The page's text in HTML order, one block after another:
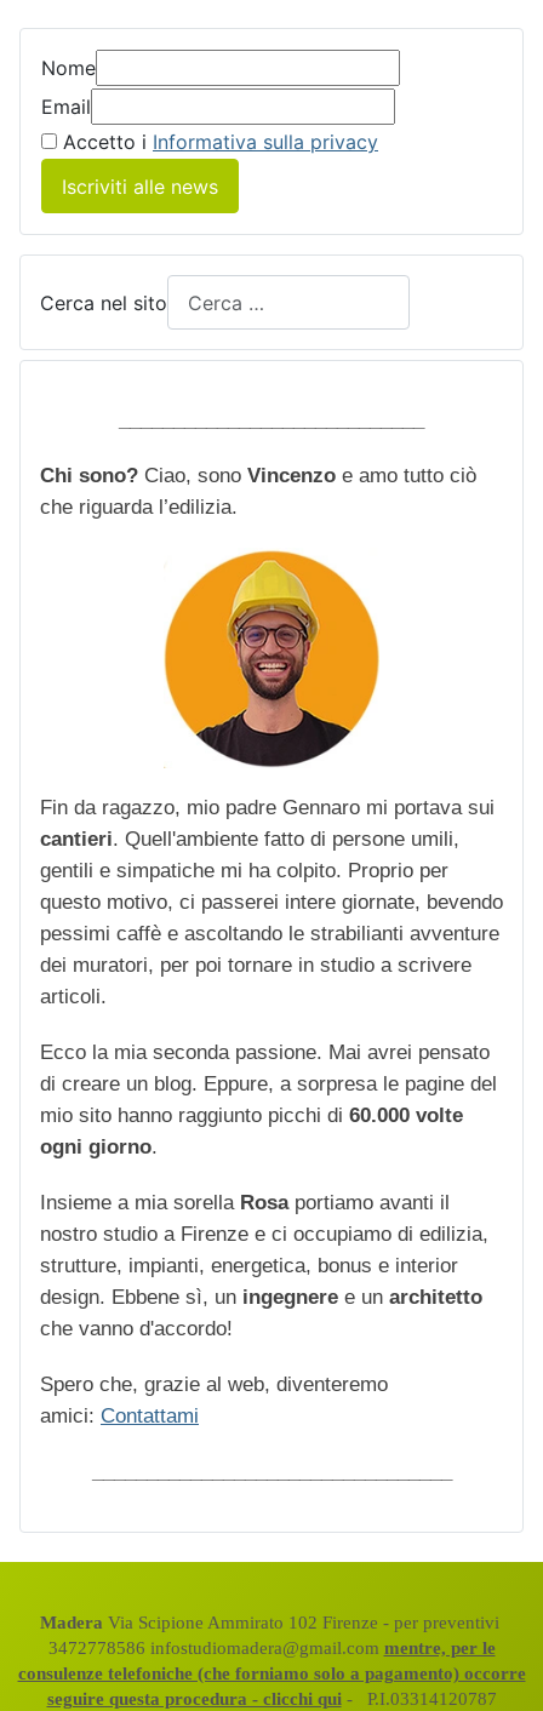
Nome
Email
Accetto i Informativa sulla privacy
Iscriviti alle news
Cerca nel sito
Chi sono? Ciao, sono Vincenzo e amo tutto ciò
che riguarda l’edilizia.
Fin da ragazzo, mio padre Gennaro mi portava sui
cantieri. Quell'ambiente fatto di persone umili,
gentili e simpatiche mi ha colpito. Proprio per
questo motivo, ci passerei intere giornate, bevendo
pessimi caffè e ascoltando le strabilianti avventure
dei muratori, per poi tornare in studio a scrivere
articoli.
Ecco la mia seconda passione. Mai avrei pensato
di creare un blog. Eppure, a sorpresa le pagine del
mio sito hanno raggiunto picchi di 60.000 volte
ogni giorno.
Insieme a mia sorella Rosaportiamo avanti il
nostro studio a Firenze e ci occupiamo di edilizia,
strutture, impianti, energetica, bonus e interior
design. Ebbene sì, un ingegnere e un architetto
che vanno d'accordo!
Spero che, grazie al web, diventeremo
amici: Contattami
Madera Via Scipione Ammirato 102 Firenze - per preventivi
3472778586 infostudiomadera@gmail.com mentre, per le
consulenze telefoniche (che forniamo solo a pagamento) occorre
seguire questa procedura - clicchi qui - P.I.03314120787